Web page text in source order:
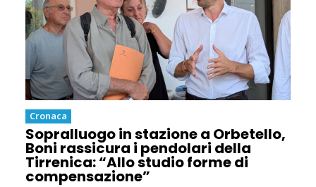
Cronaca
Sopralluogo in stazione a Orbetello,
Boni rassicura i pendolari della
Tirrenica: “Allo studio forme di
compensazione”